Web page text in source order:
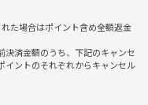
緒に打つ友達を変更します
の方は別途500円かかりま
た場合はポイント含め全額返金
決済金額のうち、下記のキャンセ
イントのそれぞれからキャンセル